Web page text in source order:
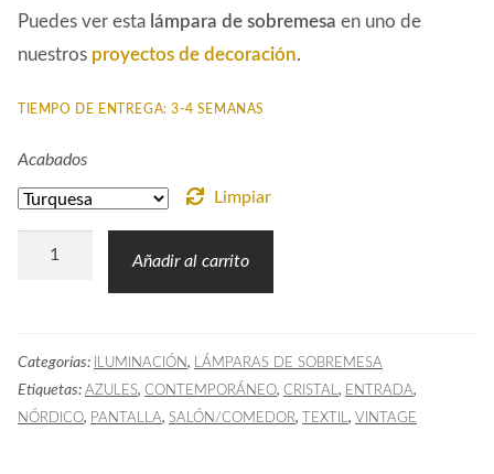
Puedes ver esta lámpara de sobremesa en uno de
nuestros proyectos de decoración.
TIEMPO DE ENTREGA: 3-4 SEMANAS
Acabados
Limpiar
Lámpara
SAM
cantidad
Añadir al carrito
Categorías: ILUMINACIÓN, LÁMPARAS DE SOBREMESA
Etiquetas: AZULES, CONTEMPORÁNEO, CRISTAL , ENTRADA,
NÓRDICO, PANTALLA, SALÓN/COMEDOR, TEXTIL , VINTAGE